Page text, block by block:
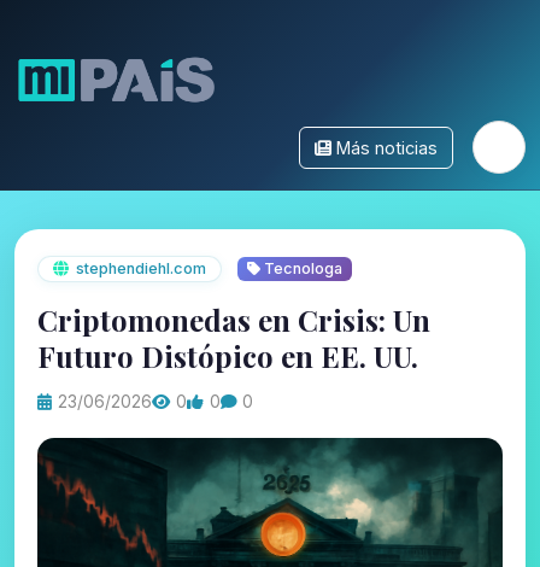
Más noticias
stephendiehl.com Tecnologa
Criptomonedas en Crisis: Un
Futuro Distópico en EE. UU.
23/06/2026 0 0 0